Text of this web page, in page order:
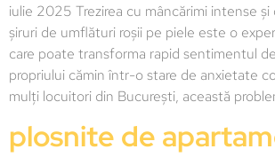
iulie 2025 Trezirea cu mâncărimi intense
șiruri de umflături roșii pe piele este o
care poate transforma rapid sentimentul
propriului cămin într-o stare de anxietate
mulți locuitori din București, această
plosnite de